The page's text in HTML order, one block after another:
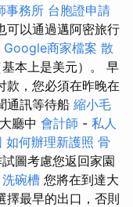
事務所 台胞證申請
可以通過邁阿密旅行
Google商家檔案 散
本上是美元）。 早
款，您必須在昨晚在
通訊等待船 縮小毛
廳中 會計師 - 私人
如何辦理新護照 骨
圖考慮您返回家園
洗碗槽 您將在到達大
擇最早的出口，否則